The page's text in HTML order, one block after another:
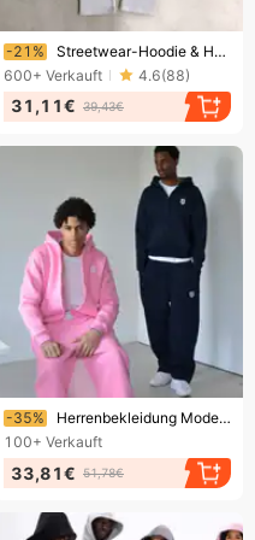
Endet bald!
-21%
Streetwear-Hoodie & Hosen-Set – Stylischer Leopardenmuster & Buchstabenstickerei – Unisex-Freizeitoutfit (Grau/Schwarz, S-XL)​
600+ Verkauft 4.6(88)
31,11€ 39,43€
Endet bald!
-35%
Herrenbekleidung Mode Herbst Damen Hoodies Bestickte Pullover Hoodies Bedruckte Langarm Damen Pullover Tops
100+ Verkauft
33,81€ 51,78€